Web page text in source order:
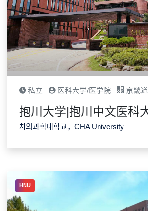
私立 医科大学/医学院 京畿道
抱川大学|抱川中文医科
차의과학대학교，CHA University
HNU